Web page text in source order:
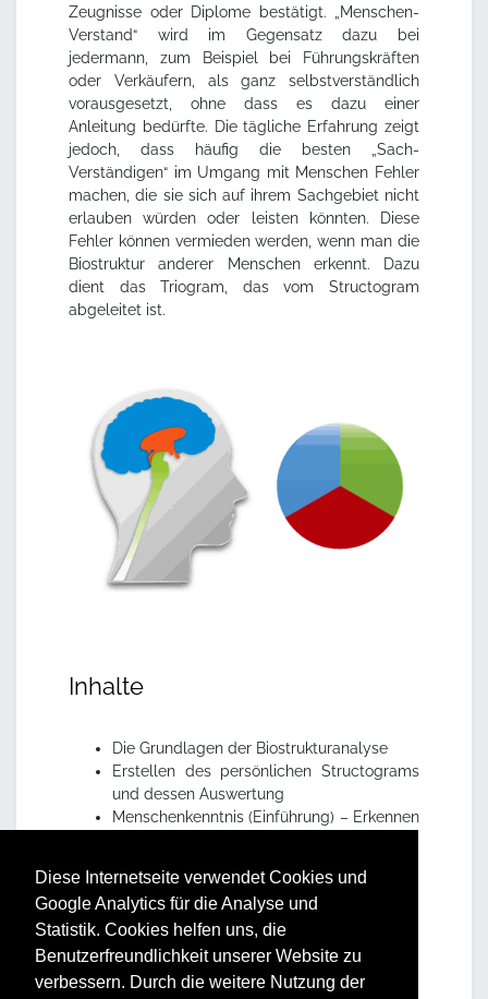
Diese Internetseite verwendet Cookies und
Google Analytics für die Analyse und
Statistik. Cookies helfen uns, die
Benutzerfreundlichkeit unserer Website zu
verbessern. Durch die weitere Nutzung der
Zeugnisse oder Diplome bestätigt. „Menschen-
Verstand“ wird im Gegensatz dazu bei
jedermann, zum Beispiel bei Führungskräften
oder Verkäufern, als ganz selbstverständlich
vorausgesetzt, ohne dass es dazu einer
Anleitung bedürfte. Die tägliche Erfahrung zeigt
jedoch, dass häufig die besten „Sach-
Verständigen“ im Umgang mit Menschen Fehler
machen, die sie sich auf ihrem Sachgebiet nicht
erlauben würden oder leisten könnten. Diese
Fehler können vermieden werden, wenn man die
Biostruktur anderer Menschen erkennt. Dazu
dient das Triogram, das vom Structogram
abgeleitet ist.
Inhalte
Die Grundlagen der Biostrukturanalyse
Erstellen des persönlichen Structograms
und dessen Auswertung
Menschenkenntnis (Einführung) – Erkennen
Structogram
Vorteile und Nutzen